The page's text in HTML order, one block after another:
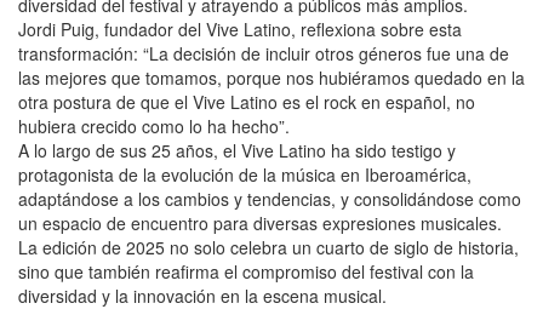
Jordi Puig, fundador del Vive Latino, reflexiona sobre esta
transformación: “La decisión de incluir otros géneros fue una de
las mejores que tomamos, porque nos hubiéramos quedado en la
otra postura de que el Vive Latino es el rock en español, no
hubiera crecido como lo ha hecho”.
A lo largo de sus 25 años, el Vive Latino ha sido testigo y
protagonista de la evolución de la música en Iberoamérica,
adaptándose a los cambios y tendencias, y consolidándose como
un espacio de encuentro para diversas expresiones musicales.
La edición de 2025 no solo celebra un cuarto de siglo de historia,
sino que también reafirma el compromiso del festival con la
diversidad y la innovación en la escena musical.